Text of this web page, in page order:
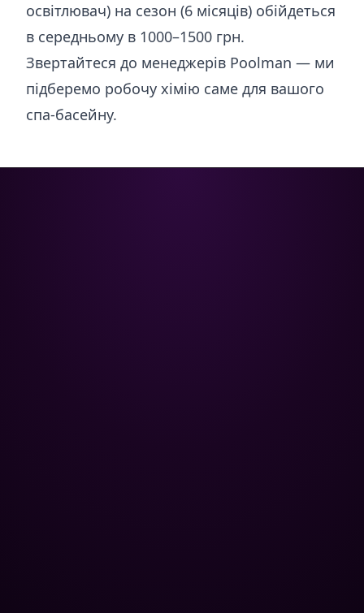
освітлювач) на сезон (6 місяців) обійдеться
в середньому в 1000–1500 грн.
Звертайтеся до менеджерів Poolman — ми
підберемо робочу хімію саме для вашого
спа-басейну.